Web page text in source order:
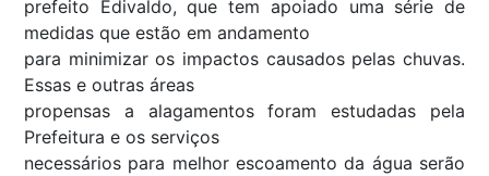
prefeito Edivaldo, que tem apoiado uma série de
medidas que estão em andamento
para minimizar os impactos causados pelas chuvas.
Essas e outras áreas
propensas a alagamentos foram estudadas pela
Prefeitura e os serviços
necessários para melhor escoamento da água serão